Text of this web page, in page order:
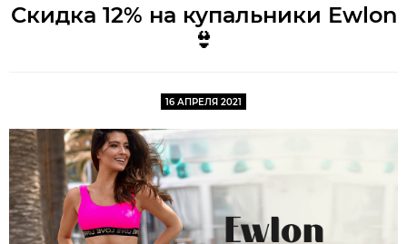
Скидка 12% на купальники Ewlon
👙
16 АПРЕЛЯ 2021